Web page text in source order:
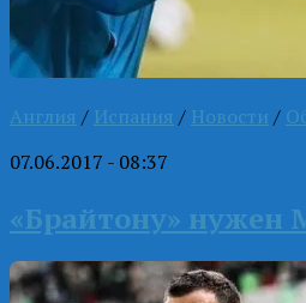
Англия / Испания / Новости /
07.06.2017 - 08:37
«Брайтону» нужен